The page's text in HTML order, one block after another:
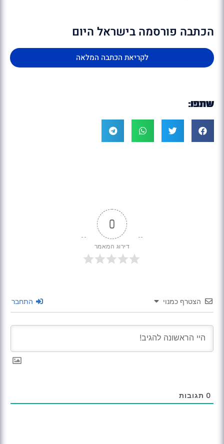
הכתבה פורסמה בישראל היום
לקריאת הכתבה המלאה
שתפו:
0
דירוג המאמר
הצטרף כמנוי התחבר
0 תגובות